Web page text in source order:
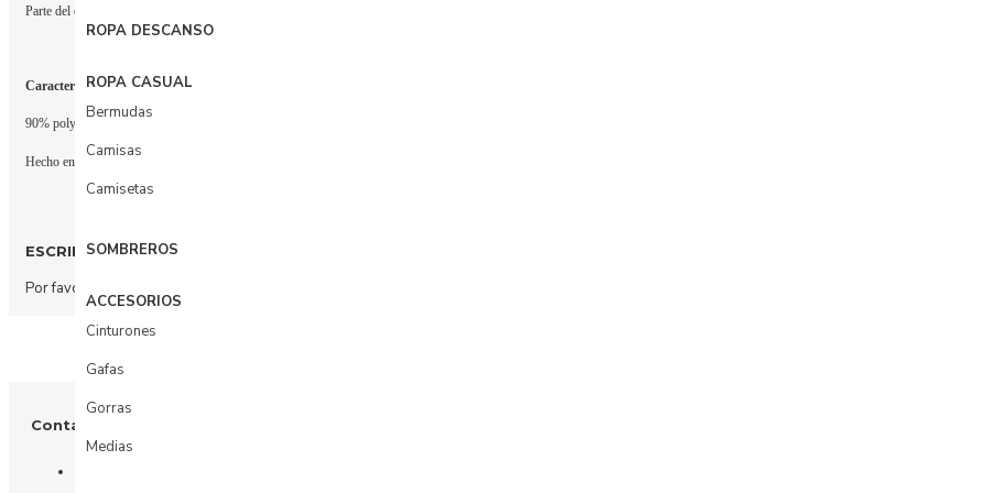
ROPA DESCANSO
ROPA CASUAL
Bermudas
Camisas
Camisetas
SOMBREROS
ACCESORIOS
Cinturones
Gafas
Gorras
Medias
Parte del drop Oceanía de la colección Etherea, este vestido está inspirado en la energía del océano y la estética relajada del estilo resort, integrando detalles contemporáneos que elevan
Características del producto
90% polyester - 10% elastaneVestido ligero tipo resort wearTejido suave y confortableSilueta fluida de ajuste relajadoAccessory details decorativosIdeal para complementar looks de
Hecho en Colombia.
ESCRIBIR COMENTARIO
Por favor
Contáctenos